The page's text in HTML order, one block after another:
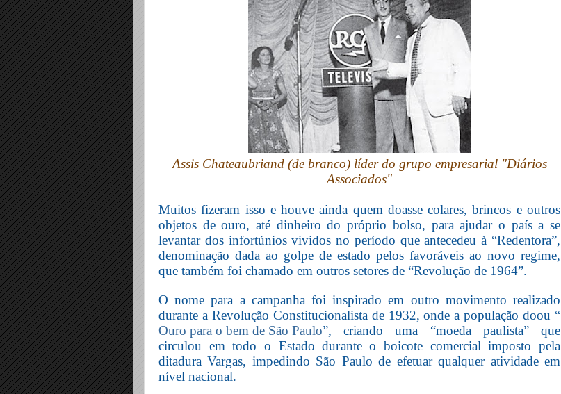
Assis Chateaubriand (de branco) líder do grupo empresarial "Diários
Associados"
Muitos fizeram isso e houve ainda quem doasse colares, brincos e outros
objetos de ouro, até dinheiro do próprio bolso, para ajudar o país a se
levantar dos infortúnios vividos no período que antecedeu à “Redentora”,
denominação dada ao golpe de estado pelos favoráveis ao novo regime,
que também foi chamado em outros setores de “Revolução de 1964”.
O nome para a campanha foi inspirado em outro movimento realizado
durante a Revolução Constitucionalista de 1932, onde a população doou “
Ouro para o bem de São Paulo”, criando uma “moeda paulista” que
circulou em todo o Estado durante o boicote comercial imposto pela
ditadura Vargas, impedindo São Paulo de efetuar qualquer atividade em
nível nacional.